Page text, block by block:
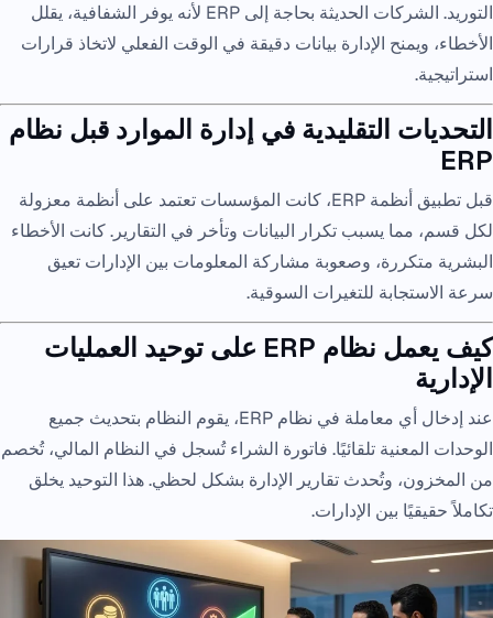
التوريد. الشركات الحديثة بحاجة إلى ERP لأنه يوفر الشفافية، يقلل
الأخطاء، ويمنح الإدارة بيانات دقيقة في الوقت الفعلي لاتخاذ قرارات
استراتيجية.
التحديات التقليدية في إدارة الموارد قبل نظام
ERP
قبل تطبيق أنظمة ERP، كانت المؤسسات تعتمد على أنظمة معزولة
لكل قسم، مما يسبب تكرار البيانات وتأخر في التقارير. كانت الأخطاء
البشرية متكررة، وصعوبة مشاركة المعلومات بين الإدارات تعيق
سرعة الاستجابة للتغيرات السوقية.
كيف يعمل نظام ERP على توحيد العمليات
الإدارية
عند إدخال أي معاملة في نظام ERP، يقوم النظام بتحديث جميع
الوحدات المعنية تلقائيًا. فاتورة الشراء تُسجل في النظام المالي، تُخصم
من المخزون، وتُحدث تقارير الإدارة بشكل لحظي. هذا التوحيد يخلق
تكاملاً حقيقيًا بين الإدارات.